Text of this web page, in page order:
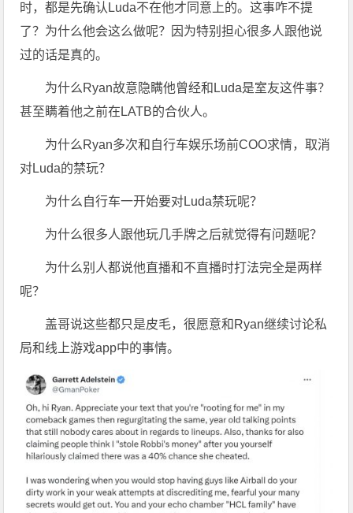
时，都是先确认Luda不在他才同意上的。这事咋不提
了？为什么他会这么做呢？因为特别担心很多人跟他说
过的话是真的。
为什么Ryan故意隐瞒他曾经和Luda是室友这件事？
甚至瞒着他之前在LATB的合伙人。
为什么Ryan多次和自行车娱乐场前COO求情，取消
对Luda的禁玩？
为什么自行车一开始要对Luda禁玩呢？
为什么很多人跟他玩几手牌之后就觉得有问题呢？
为什么别人都说他直播和不直播时打法完全是两样
呢？
盖哥说这些都只是皮毛，很愿意和Ryan继续讨论私
局和线上游戏app中的事情。